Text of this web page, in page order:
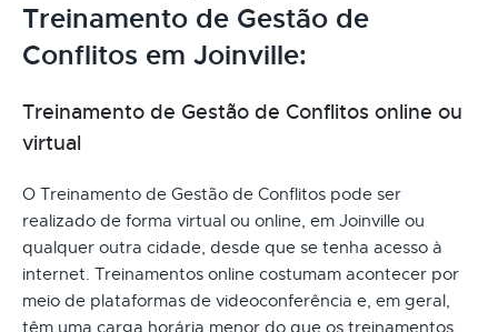
Treinamento de Gestão de
Conflitos em Joinville:
Treinamento de Gestão de Conflitos online ou
virtual
O Treinamento de Gestão de Conflitos pode ser
realizado de forma virtual ou online, em Joinville ou
qualquer outra cidade, desde que se tenha acesso à
internet. Treinamentos online costumam acontecer por
meio de plataformas de videoconferência e, em geral,
têm uma carga horária menor do que os treinamentos